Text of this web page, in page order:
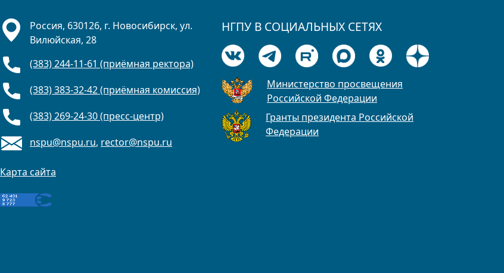
Россия, 630126, г. Новосибирск, ул.
Вилюйская, 28
(383) 244-11-61 (приёмная ректора)
(383) 383-32-42 (приёмная комиссия)
(383) 269-24-30 (пресс-центр)
nspu@nspu.ru, rector@nspu.ru
Карта сайта
НГПУ В СОЦИАЛЬНЫХ СЕТЯХ
Министерство просвещения
Российской Федерации
Гранты президента Российской
Федерации